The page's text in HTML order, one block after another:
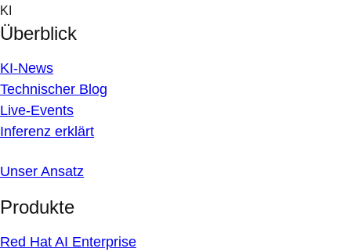
Skip
to
content
KI
Überblick
KI-News
Technischer Blog
Live-Events
Inferenz erklärt
Unser Ansatz
Produkte
Red Hat AI Enterprise